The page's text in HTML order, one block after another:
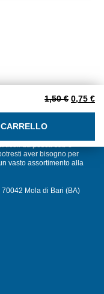
1,50€ Il
0,75 €Il
aver bisogno per
vasto assortimento alla
Mola di Bari (BA)